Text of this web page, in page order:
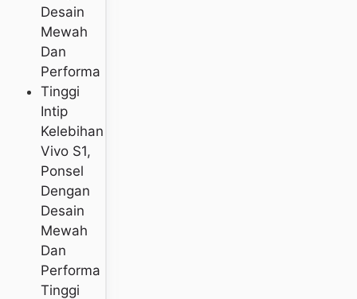
Intip
Kelebihan
Vivo S1,
Ponsel
Dengan
Desain
Mewah
Dan
Performa
Tinggi